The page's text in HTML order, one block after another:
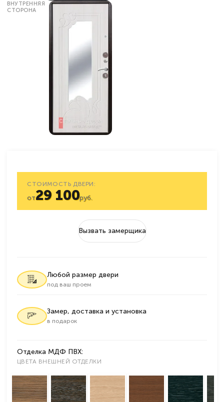
ВНУТРЕННЯЯ
СТОРОНА
СТОИМОСТЬ ДВЕРИ:
от29 100руб.
Вызвать замерщика
Любой размер двери
под ваш проем
Замер, доставка и установка
в подарок
Отделка МДФ ПВХ:
ЦВЕТА ВНЕШНЕЙ ОТДЕЛКИ